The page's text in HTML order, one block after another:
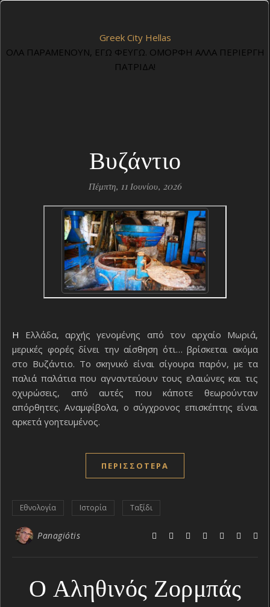
Greek City Hellas
ΟΛΑ ΠΑΡΑΜΕΝΟΥΝ, ΕΓΩ ΦΕΥΓΩ. ΟΜΟΡΦΗ ΑΛΛΑ ΠΕΡΙΕΡΓΗ
ΠΑΤΡΙΔΑ!
Βυζάντιο
Πέμπτη, 11 Ιουνίου, 2026
Η Ελλάδα, αρχής γενομένης από τον αρχαίο Μωριά,
μερικές φορές δίνει την αίσθηση ότι… βρίσκεται ακόμα
στο Βυζάντιο. Το σκηνικό είναι σίγουρα παρόν, με τα
παλιά παλάτια που αγναντεύουν τους ελαιώνες και τις
οχυρώσεις, από αυτές που κάποτε θεωρούνταν
απόρθητες. Αναμφίβολα, ο σύγχρονος επισκέπτης είναι
αρκετά γοητευμένος.
ΠΕΡΙΣΣΌΤΕΡΑ
Εθνολογία Ιστορία Ταξίδι
Panagiótis
Ο Αληθινός Ζορμπάς